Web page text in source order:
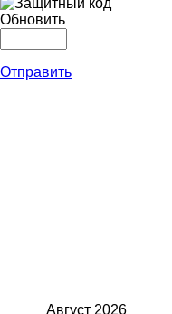
Обновить
Отправить
Август 2026